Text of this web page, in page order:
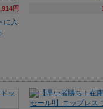
円